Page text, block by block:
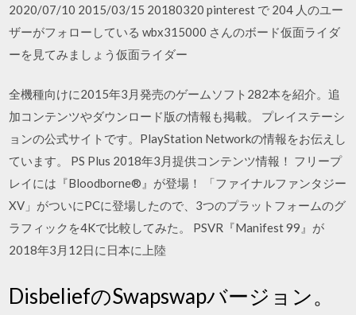
2020/07/10 2015/03/15 20180320 pinterest で 204 人のユー
ザーがフォローしている wbx315000 さんのボード仮面ライダ
ーを見てみましょう仮面ライダー
全機種向けに2015年3月発売のゲームソフト282本を紹介。追
加コンテンツやダウンロード版の情報も掲載。 プレイステーシ
ョンの公式サイトです。PlayStation Networkの情報をお伝えし
ています。 PS Plus 2018年3月提供コンテンツ情報！ フリープ
レイには『Bloodborne®』が登場！ 「ファイナルファンタジー
XV」がついにPCに登場したので、3つのプラットフォームのグ
ラフィックを4Kで比較してみた。 PSVR『Manifest 99』が
2018年3月12日に日本に上陸
DisbeliefのSwapswapバージョン。